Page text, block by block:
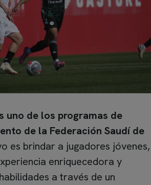
uno de los programas de
de la Federación Saudí de
es brindar a jugadores jóvenes,
enriquecedora y
a través de un